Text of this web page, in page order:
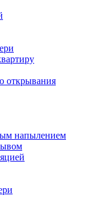
открывания
напылением